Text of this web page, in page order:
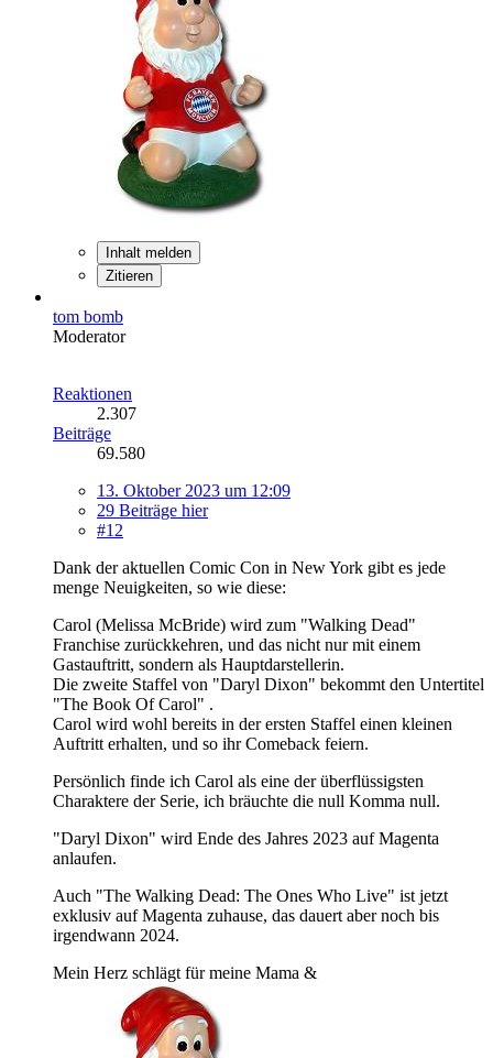
Inhalt melden
Zitieren
tom bomb
Moderator
Reaktionen
2.307
Beiträge
69.580
13. Oktober 2023 um 12:09
29 Beiträge hier
#12
Dank der aktuellen Comic Con in New York gibt es jede
menge Neuigkeiten, so wie diese:
Carol (Melissa McBride) wird zum "Walking Dead"
Franchise zurückkehren, und das nicht nur mit einem
Gastauftritt, sondern als Hauptdarstellerin.
Die zweite Staffel von "Daryl Dixon" bekommt den Untertitel
"The Book Of Carol" .
Carol wird wohl bereits in der ersten Staffel einen kleinen
Auftritt erhalten, und so ihr Comeback feiern.
Persönlich finde ich Carol als eine der überflüssigsten
Charaktere der Serie, ich bräuchte die null Komma null.
"Daryl Dixon" wird Ende des Jahres 2023 auf Magenta
anlaufen.
Auch "The Walking Dead: The Ones Who Live" ist jetzt
exklusiv auf Magenta zuhause, das dauert aber noch bis
irgendwann 2024.
Mein Herz schlägt für meine Mama &